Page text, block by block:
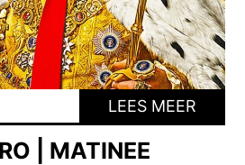
LEES MEER
| MATINEE